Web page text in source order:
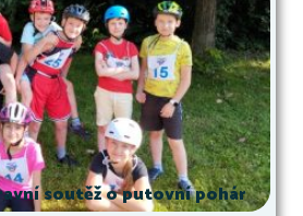
soutěž o putovní pohár